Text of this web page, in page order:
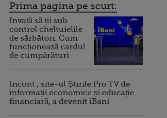
Prima pagina pe scurt:
Invață să ții sub
control cheltuielile
de sărbători. Cum
funcționează cardul
de cumpărături
Incont , site-ul Știrile Pro TV de
informații economice și educație
financiară, a devenit iBani